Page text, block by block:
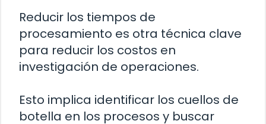
Reducir los tiempos de
procesamiento es otra técnica clave
para reducir los costos en
investigación de operaciones.
Esto implica identificar los cuellos de
botella en los procesos y buscar